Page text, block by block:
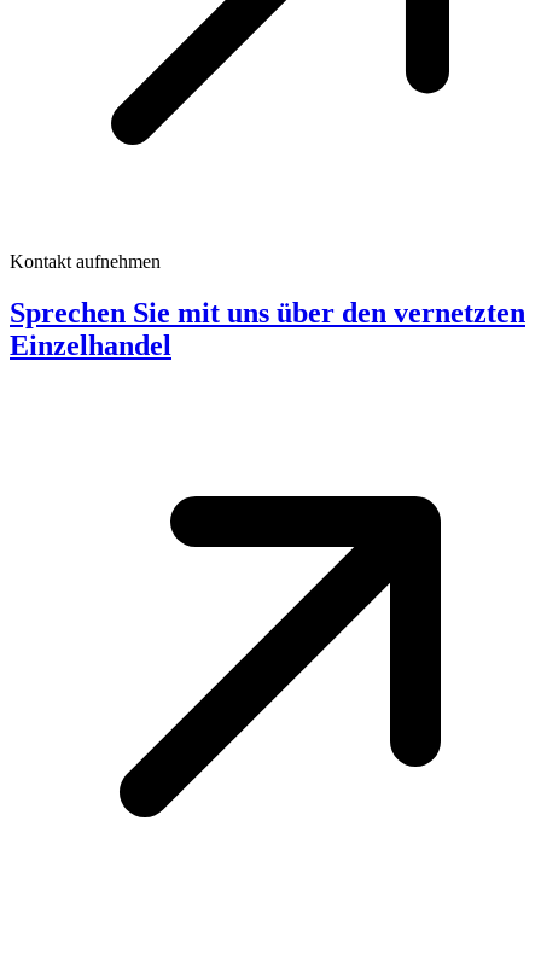
Kontakt aufnehmen
Sprechen Sie mit uns über den vernetzten
Einzelhandel